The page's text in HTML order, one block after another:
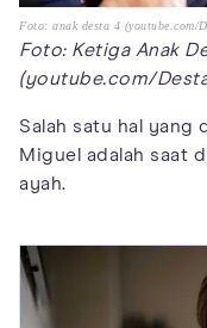
Foto: anak desta 4 (youtube.com/
Foto: Ketiga Anak
(youtube.com/
Salah satu hal yang
Miguel adalah saat
ayah.